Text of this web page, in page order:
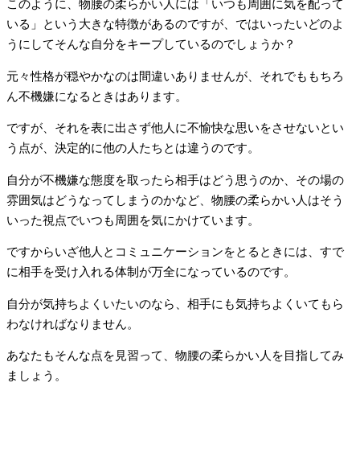
このように、物腰の柔らかい人には「いつも周囲に気を配って
いる」という大きな特徴があるのですが、ではいったいどのよ
うにしてそんな自分をキープしているのでしょうか？
元々性格が穏やかなのは間違いありませんが、それでももちろ
ん不機嫌になるときはあります。
ですが、それを表に出さず他人に不愉快な思いをさせないとい
う点が、決定的に他の人たちとは違うのです。
自分が不機嫌な態度を取ったら相手はどう思うのか、その場の
雰囲気はどうなってしまうのかなど、物腰の柔らかい人はそう
いった視点でいつも周囲を気にかけています。
ですからいざ他人とコミュニケーションをとるときには、すで
に相手を受け入れる体制が万全になっているのです。
自分が気持ちよくいたいのなら、相手にも気持ちよくいてもら
わなければなりません。
あなたもそんな点を見習って、物腰の柔らかい人を目指してみ
ましょう。